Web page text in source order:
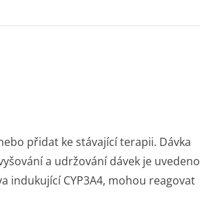
přidat ke stávající terapii. Dávka
a udržování dávek je uvedeno
indukující CYP3A4, mohou reagovat